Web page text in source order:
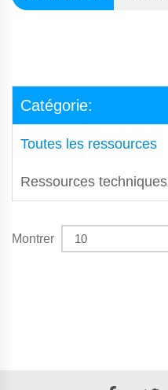
Catégorie:
Toutes les ressources
Ressources techniques
Montrer